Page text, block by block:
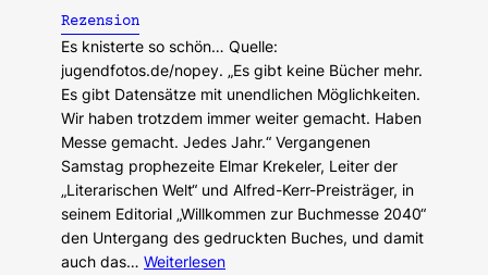
Rezension
Es knisterte so schön… Quelle:
jugendfotos.de/nopey. „Es gibt keine Bücher mehr.
Es gibt Datensätze mit unendlichen Möglichkeiten.
Wir haben trotzdem immer weiter gemacht. Haben
Messe gemacht. Jedes Jahr.“ Vergangenen
Samstag prophezeite Elmar Krekeler, Leiter der
„Literarischen Welt“ und Alfred-Kerr-Preisträger, in
seinem Editorial „Willkommen zur Buchmesse 2040“
den Untergang des gedruckten Buches, und damit
auch das… Weiterlesen